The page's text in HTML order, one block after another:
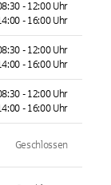
- 12:00 Uhr
- 16:00 Uhr
- 12:00 Uhr
- 16:00 Uhr
- 12:00 Uhr
- 16:00 Uhr
Geschlossen